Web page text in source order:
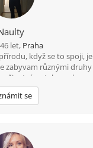
let, Praha
když se to spoji, je
zabyvam různými druhy
životním stylem, ale
;-). Osobni rozvoj mne
zábavná cesta. Byla bych
je fajn se i oddělit, stejný
ten základ lidství…
se